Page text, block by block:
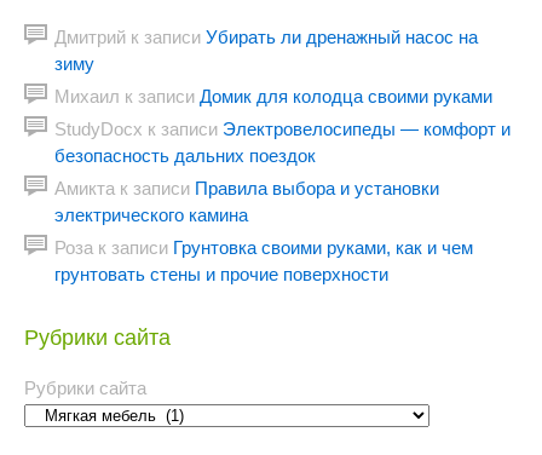
Дмитрий к записи Убирать ли дренажный насос на
зиму
Михаил к записи Домик для колодца своими руками
StudyDocx к записи Электровелосипеды — комфорт и
безопасность дальних поездок
Амикта к записи Правила выбора и установки
электрического камина
Роза к записи Грунтовка своими руками, как и чем
грунтовать стены и прочие поверхности
Рубрики сайта
Рубрики сайта